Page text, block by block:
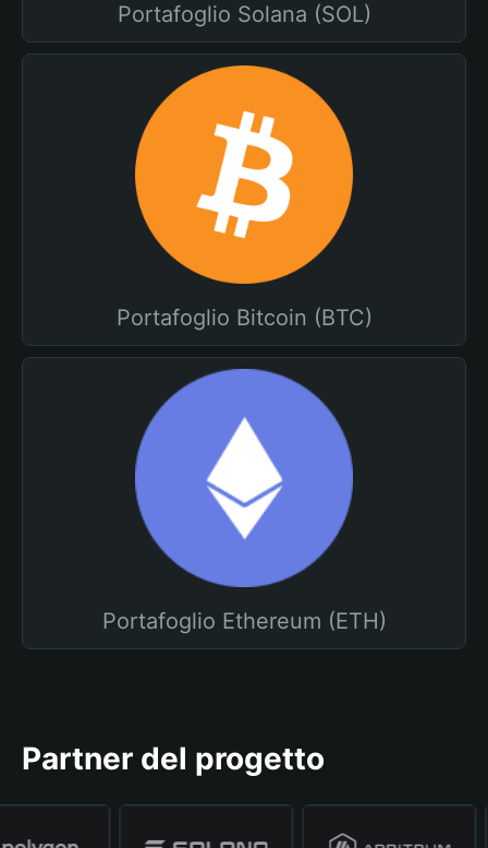
Portafoglio Solana (SOL)
Portafoglio Bitcoin (BTC)
Portafoglio Ethereum (ETH)
Partner del progetto